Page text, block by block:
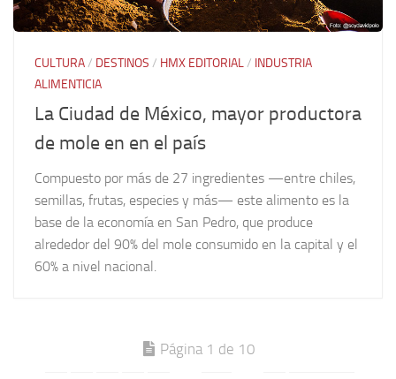
CULTURA/ DESTINOS / HMX EDITORIAL/ INDUSTRIA
ALIMENTICIA
La Ciudad de México, mayor productora
de mole en en el país
Compuesto por más de 27 ingredientes —entre chiles,
semillas, frutas, especies y más— este alimento es la
base de la economía en San Pedro, que produce
alrededor del 90% del mole consumido en la capital y el
60% a nivel nacional.
Página 1 de 10